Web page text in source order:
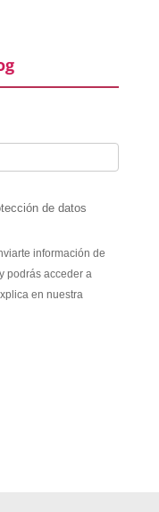
de datos
información de
podrás acceder a
en nuestra